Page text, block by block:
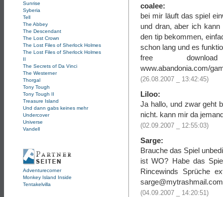
Sunrise
Syberia
Tell
The Abbey
The Descendant
The Lost Crown
The Lost Files of Sherlock Holmes
The Lost Files of Sherlock Holmes
II
The Secrets of Da Vinci
The Westerner
Thorgal
Tony Tough
Tony Tough II
Treasure Island
Und dann gabs keines mehr
Undercover
Universe
Vandell
Adventurecorner
Monkey Island Inside
Tentakelvilla
coalee:
bei mir läuft das spiel
und dran, aber ich
den tip bekommen,
schon lang und es
free
www.abandonia.com/
(26.08.2007 _ 13:42:45)
Liloo:
Ja hallo, und zwar geht
nicht. kann mir da
(02.09.2007 _ 12:55:03)
Sarge:
Brauche das Spiel
ist WO? Habe das
Rincewinds Sprüche
sarge@mytrashmail.com
(04.09.2007 _ 14:20:51)